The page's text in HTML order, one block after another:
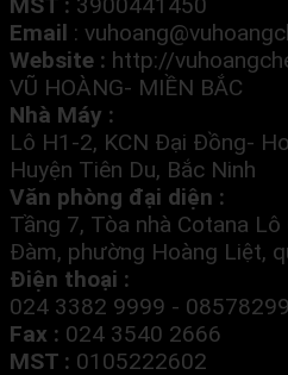
MST : 3900441450
Email :
Website : http://
VŨ HOÀNG- MIỀN BẮC
Nhà Máy :
Lô H1-2, KCN Đại Đồng-
Huyện Tiên Du, Bắc Ninh
Văn phòng đại diện :
Tầng 7, Tòa nhà Cotana
Đàm, phường Hoàng Liệt,
Điện thoại :
024 3382 9999 -
Fax : 024 3540 2666
MST : 0105222602